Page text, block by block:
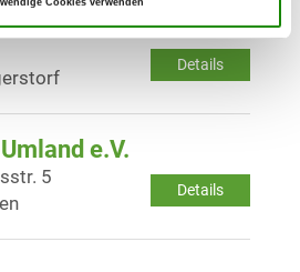
Details
e.V.
Details
5